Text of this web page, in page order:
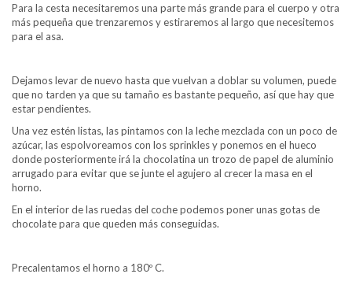
Para la cesta necesitaremos una parte más grande para el cuerpo y otra
más pequeña que trenzaremos y estiraremos al largo que necesitemos
para el asa.
Dejamos levar de nuevo hasta que vuelvan a doblar su volumen, puede
que no tarden ya que su tamaño es bastante pequeño, así que hay que
estar pendientes.
Una vez estén listas, las pintamos con la leche mezclada con un poco de
azúcar, las espolvoreamos con los sprinkles y ponemos en el hueco
donde posteriormente irá la chocolatina un trozo de papel de aluminio
arrugado para evitar que se junte el agujero al crecer la masa en el
horno.
En el interior de las ruedas del coche podemos poner unas gotas de
chocolate para que queden más conseguidas.
Precalentamos el horno a 180º C.